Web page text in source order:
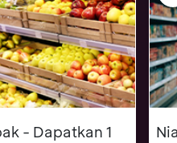
- Dapatkan 1